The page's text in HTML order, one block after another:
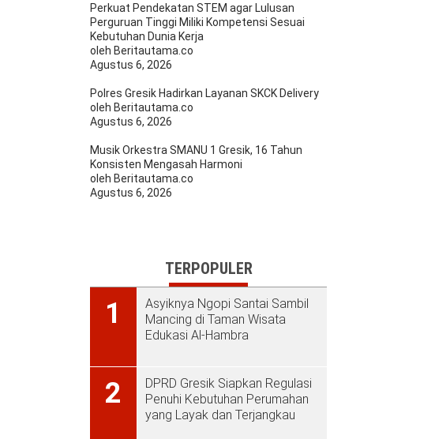
Perkuat Pendekatan STEM agar Lulusan
Perguruan Tinggi Miliki Kompetensi Sesuai
Kebutuhan Dunia Kerja
oleh Beritautama.co
Agustus 6, 2026
Polres Gresik Hadirkan Layanan SKCK Delivery
oleh Beritautama.co
Agustus 6, 2026
Musik Orkestra SMANU 1 Gresik, 16 Tahun
Konsisten Mengasah Harmoni
oleh Beritautama.co
Agustus 6, 2026
TERPOPULER
1
Asyiknya Ngopi Santai Sambil
Mancing di Taman Wisata
Edukasi Al-Hambra
2
DPRD Gresik Siapkan Regulasi
Penuhi Kebutuhan Perumahan
yang Layak dan Terjangkau